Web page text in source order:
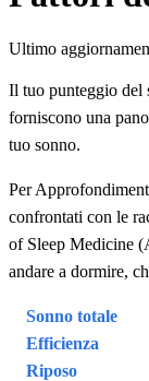
Ultimo
Il tuo punteggio del
forniscono una
tuo sonno.
Per
confrontati con le
of Sleep Medicine
andare a dormire,
Sonno totale
Efficienza
Riposo